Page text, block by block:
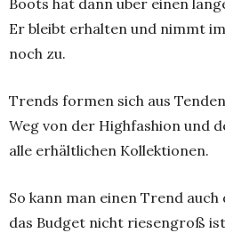
Boots hat dann über einen
Er bleibt erhalten und nimmt
noch zu.
Trends formen sich aus
Weg von der Highfashion und
alle erhältlichen Kollektionen.
So kann man einen Trend
das Budget nicht riesengroß